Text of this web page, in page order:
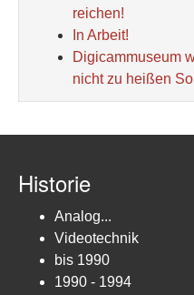
reichen!
In Arbeit!
Digicammuseum
nicht zu heißen
Historie
Analog...
Videotechnik
bis 1990
1990 - 1994